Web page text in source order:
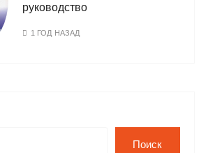
руководство
1 ГОД НАЗАД
Поиск